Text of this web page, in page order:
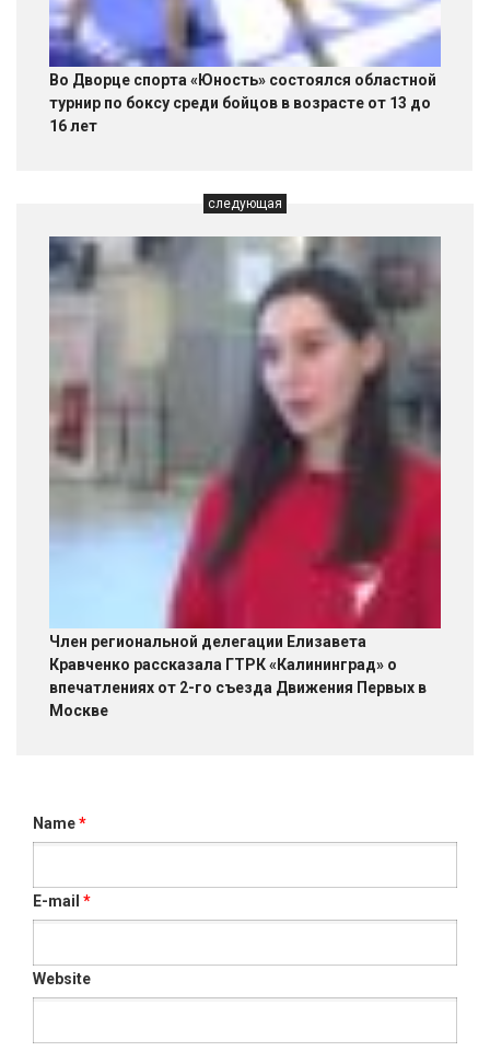
Во Дворце спорта «Юность» состоялся областной
турнир по боксу среди бойцов в возрасте от 13 до
16 лет
следующая
Член региональной делегации Елизавета
Кравченко рассказала ГТРК «Калининград» о
впечатлениях от 2-го съезда Движения Первых в
Москве
Name*
E-mail *
Website